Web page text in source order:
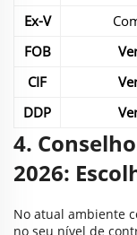
Ex-V
FOB
CIF
DDP
4.
2026:
No atual ambiente
no seu nível de